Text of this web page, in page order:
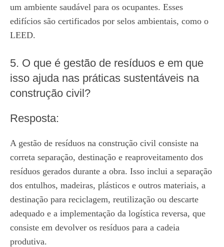
um ambiente saudável para os ocupantes. Esses
edifícios são certificados por selos ambientais, como o
LEED.
5. O que é gestão de resíduos e em que
isso ajuda nas práticas sustentáveis na
construção civil?
Resposta:
A gestão de resíduos na construção civil consiste na
correta separação, destinação e reaproveitamento dos
resíduos gerados durante a obra. Isso inclui a separação
dos entulhos, madeiras, plásticos e outros materiais, a
destinação para reciclagem, reutilização ou descarte
adequado e a implementação da logística reversa, que
consiste em devolver os resíduos para a cadeia
produtiva.